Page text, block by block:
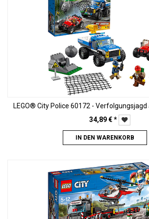
LEGO® City Police 60172 -
34,89€*
IN DEN WARENKORB